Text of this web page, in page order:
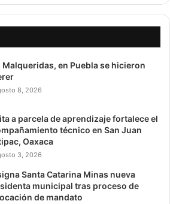
Malqueridas, en Puebla se hicieron
8, 2026
a parcela de aprendizaje fortalece el
técnico en San Juan
Oaxaca
3, 2026
Santa Catarina Minas nueva
municipal tras proceso de
de mandato